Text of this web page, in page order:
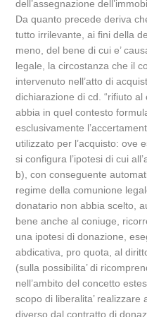
dell’assegnazione
Da quanto precede deriva
tutto irrilevante, ai fini della
meno, del bene di cui e’
legale, la circostanza che il
intervenuto nell’atto di
dichiarazione di cd. “rifiuto
abbia in quel contesto
esclusivamente
utilizzato per l’acquisto: ove
si configura l’ipotesi di cui
b), con conseguente
regime della comunione
donatario non abbia scelto,
bene anche al coniuge,
una ipotesi di donazione,
abdicativa, pro quota, al
(sulla possibilita’ di
nell’ambito del concetto
scopo di liberalita’
diverso dal contratto di